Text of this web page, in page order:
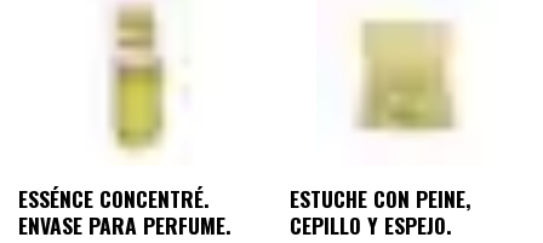
ESSÉNCE CONCENTRÉ.
ENVASE PARA PERFUME.
ESTUCHE CON PEINE,
CEPILLO Y ESPEJO.